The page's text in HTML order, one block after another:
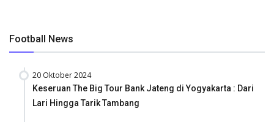
Football News
20 Oktober 2024
Keseruan The Big Tour Bank Jateng di Yogyakarta : Dari
Lari Hingga Tarik Tambang